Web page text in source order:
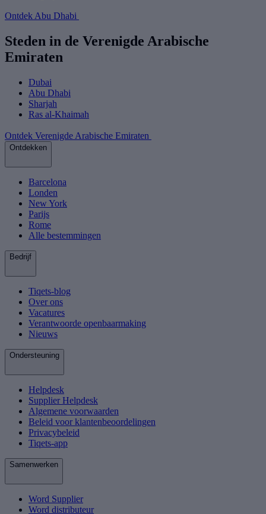
Ontdek Abu Dhabi
Steden in de Verenigde Arabische
Emiraten
Dubai
Abu Dhabi
Sharjah
Ras al-Khaimah
Ontdek Verenigde Arabische Emiraten
Ontdekken
Barcelona
Londen
New York
Parijs
Rome
Alle bestemmingen
Bedrijf
Tiqets-blog
Over ons
Vacatures
Verantwoorde openbaarmaking
Nieuws
Ondersteuning
Helpdesk
Supplier Helpdesk
Algemene voorwaarden
Beleid voor klantenbeoordelingen
Privacybeleid
Tiqets-app
Samenwerken
Word Supplier
Word distributeur